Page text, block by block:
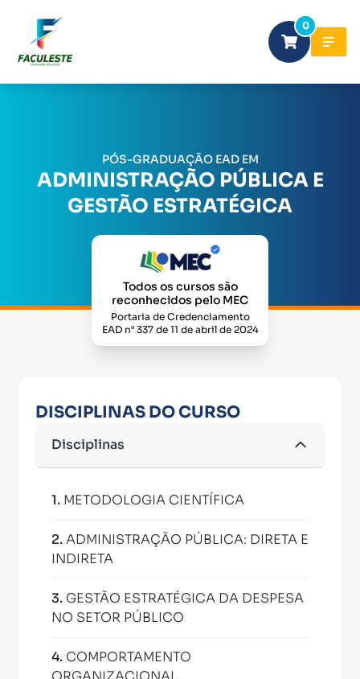
0
PÓS-GRADUAÇÃO EAD EM
ADMINISTRAÇÃO PÚBLICA E
GESTÃO ESTRATÉGICA
Todos os cursos são
reconhecidos pelo MEC
Portaria de Credenciamento
EAD n° 337 de 11 de abril de 2024
DISCIPLINAS DO CURSO
Disciplinas
1. METODOLOGIA CIENTÍFICA
2.ADMINISTRAÇÃO PÚBLICA: DIRETA E
INDIRETA
3. GESTÃO ESTRATÉGICA DA DESPESA
NO SETOR PÚBLICO
4. COMPORTAMENTO